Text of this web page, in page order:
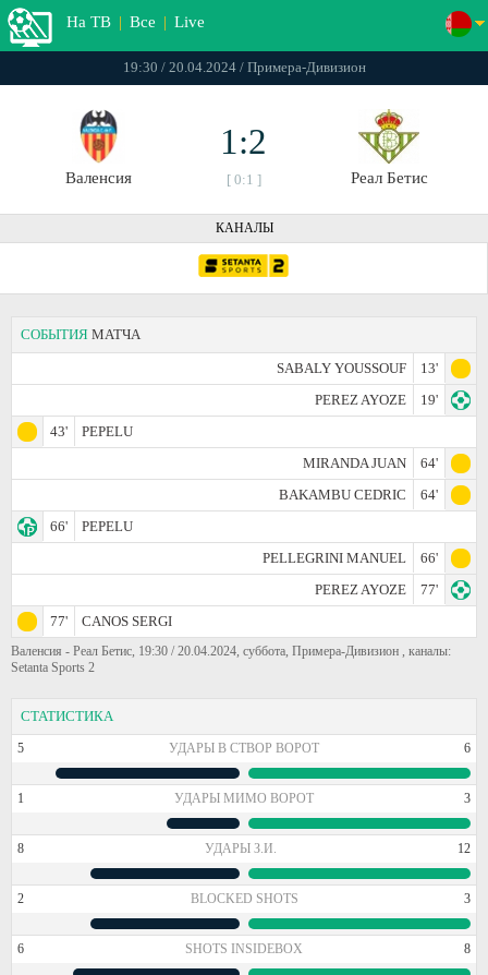
На ТВ | Все | Live
19:30 / 20.04.2024 / Примера-Дивизион
Валенсия
1:2
[ 0:1 ] Реал Бетис
КАНАЛЫ
СОБЫТИЯ МАТЧА
SABALY YOUSSOUF
13'
PEREZ AYOZE
19'
43'
PEPELU
MIRANDA JUAN
64'
BAKAMBU CEDRIC
64'
66'
PEPELU
PELLEGRINI MANUEL
66'
PEREZ AYOZE
77'
77'
CANOS SERGI
Валенсия - Реал Бетис, 19:30 / 20.04.2024, суббота, Примера-Дивизион , каналы:
Setanta Sports 2
СТАТИСТИКА
5 УДАРЫ В СТВОР ВОРОТ 6
1 УДАРЫ МИМО ВОРОТ 3
8 УДАРЫ З.И. 12
2 BLOCKED SHOTS 3
6 SHOTS INSIDEBOX 8